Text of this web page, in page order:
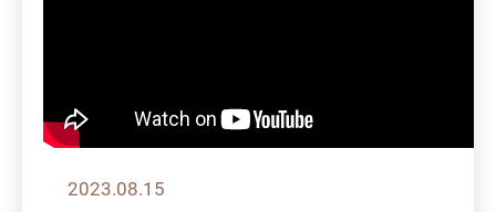
2023.08.15